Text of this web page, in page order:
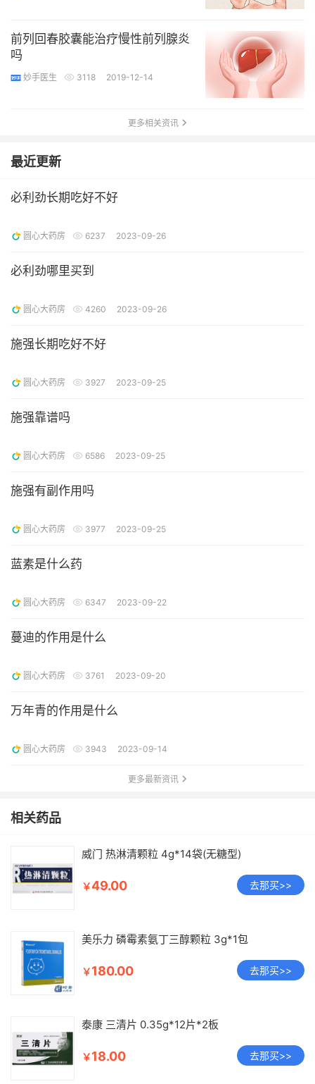
前列回春胶囊能治疗慢性前列腺炎
吗
妙手医生 3118 2019-12-14
更多相关资讯
最近更新
必利劲长期吃好不好
圆心大药房 6237 2023-09-26
必利劲哪里买到
圆心大药房 4260 2023-09-26
施强长期吃好不好
圆心大药房 3927 2023-09-25
施强靠谱吗
圆心大药房 6586 2023-09-25
施强有副作用吗
圆心大药房 3977 2023-09-25
蓝素是什么药
圆心大药房 6347 2023-09-22
蔓迪的作用是什么
圆心大药房 3761 2023-09-20
万年青的作用是什么
圆心大药房 3943 2023-09-14
更多最新资讯
相关药品
威门 热淋清颗粒 4g*14袋(无糖型)
￥49.00 去那买>>
美乐力 磷霉素氨丁三醇颗粒 3g*1包
￥180.00 去那买>>
泰康 三清片 0.35g*12片*2板
￥18.00 去那买>>